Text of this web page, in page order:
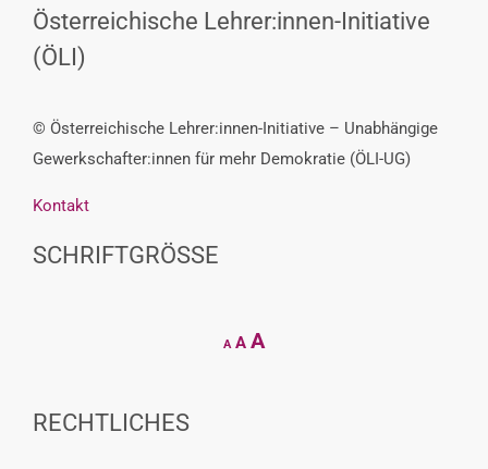
Österreichische Lehrer:innen-Initiative
(ÖLI)
© Österreichische Lehrer:innen-Initiative – Unabhängige
Gewerkschafter:innen für mehr Demokratie (ÖLI-UG)
Kontakt
SCHRIFTGRÖSSE
A
Decrease
font
A Reset
AIncrease
RECHTLICHES